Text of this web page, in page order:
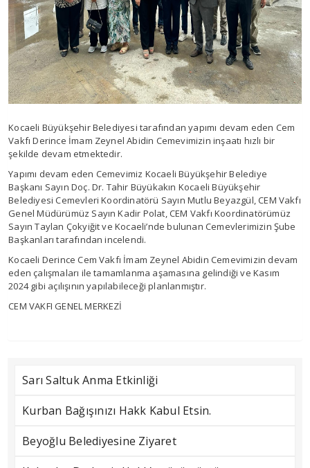
Kocaeli Büyükşehir Belediyesi tarafından yapımı devam eden Cem
Vakfı Derince İmam Zeynel Abidin Cemevimizin inşaatı hızlı bir
şekilde devam etmektedir.
Yapımı devam eden Cemevimiz Kocaeli Büyükşehir Belediye
Başkanı Sayın Doç. Dr. Tahir Büyükakın Kocaeli Büyükşehir
Belediyesi Cemevleri Koordinatörü Sayın Mutlu Beyazgül, CEM Vakfı
Genel Müdürümüz Sayın Kadir Polat, CEM Vakfı Koordinatörümüz
Sayın Taylan Çokyiğit ve Kocaeli’nde bulunan Cemevlerimizin Şube
Başkanları tarafından incelendi.
Kocaeli Derince Cem Vakfı İmam Zeynel Abidin Cemevimizin devam
eden çalışmaları ile tamamlanma aşamasına gelindiği ve Kasım
2024 gibi açılışının yapılabileceği planlanmıştır.
CEM VAKFI GENEL MERKEZİ
Sarı Saltuk Anma Etkinliği
Kurban Bağışınızı Hakk Kabul Etsin.
Beyoğlu Belediyesine Ziyaret